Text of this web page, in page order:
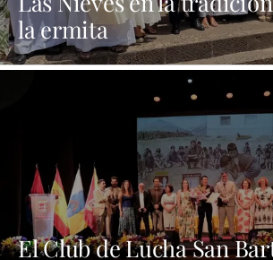
la ermita
El Club de Lucha San